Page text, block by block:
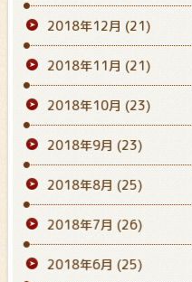
2018年12月 (21)
2018年11月 (21)
2018年10月 (23)
2018年9月 (23)
2018年8月 (25)
2018年7月 (26)
2018年6月 (25)